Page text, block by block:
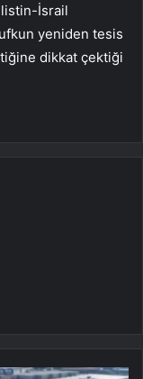
İsrail
yeniden tesis
dikkat çektiği